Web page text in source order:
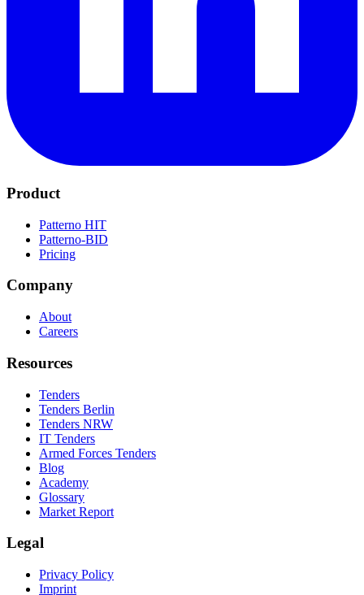
Product
Patterno HIT
Patterno-BID
Pricing
Company
About
Careers
Resources
Tenders
Tenders Berlin
Tenders NRW
IT Tenders
Armed Forces Tenders
Blog
Academy
Glossary
Market Report
Legal
Privacy Policy
Imprint